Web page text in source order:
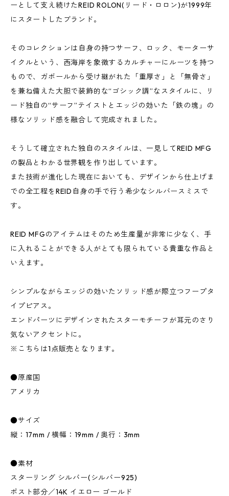
ーとして支え続けたREID ROLON(リード・ロロン)が1999年
にスタートしたブランド。
そのコレクションは自身の持つサーフ、ロック、モーターサ
イクルという、西海岸を象徴するカルチャーにルーツを持つ
もので、ガボールから受け継がれた「重厚さ」と「無骨さ」
を兼ね備えた大胆で装飾的な“ゴシック調”なスタイルに、リ
ード独自の“サーフ”テイストとエッジの効いた「鉄の塊」の
様なソリッド感を融合して完成されました。
そうして確立された独自のスタイルは、一見してREID MFG
の製品とわかる世界観を作り出しています。
また技術が進化した現在においても、デザインから仕上げま
での全工程をREID自身の手で行う希少なシルバースミスで
す。
REID MFGのアイテムはそのため生産量が非常に少なく、手
に入れることができる人がとても限られている貴重な作品と
いえます。
シンプルながらエッジの効いたソリッド感が際立つフープタ
イプピアス。
エンドパーツにデザインされたスターモチーフが耳元のさり
気ないアクセントに。
※こちらは1点販売となります。
●原産国
アメリカ
●サイズ
縦：17mm / 横幅：19mm / 奥行：3mm
●素材
スターリング シルバー(シルバー925)
ポスト部分／14K イエロー ゴールド